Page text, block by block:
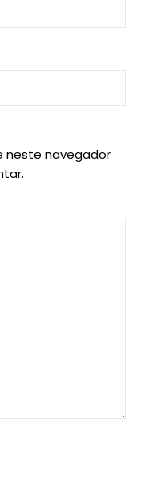
neste navegador